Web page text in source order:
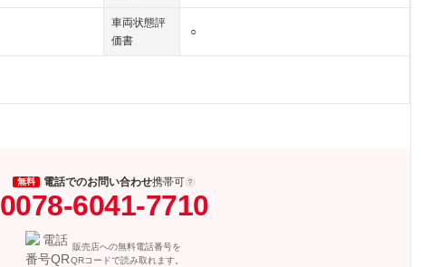
車両状態評
価書
○
無料 電話でのお問い合わせ携帯可
0078-6041-7710
販売店への無料電話番号を
QRコードで読み取れます。